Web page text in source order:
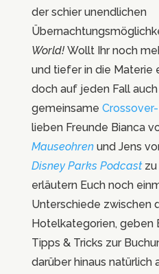
der schier unendlichen
World! Wollt Ihr noch
und tiefer in die Materie
doch auf jeden Fall
gemeinsame
lieben Freunde Bianca
Mauseohrenund Jens
Disney Parks Podcastzu
erläutern Euch noch
Unterschiede zwischen
Hotelkategorien, geben
Tipps & Tricks zur
darüber hinaus natürlich